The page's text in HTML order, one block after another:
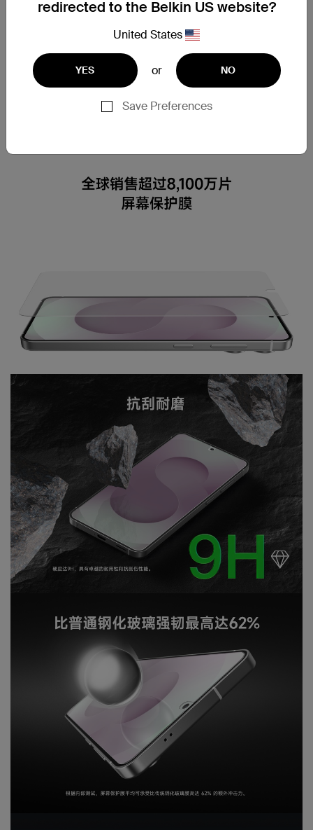
redirected to the Belkin US website?
United States
YES or NO
Save Preferences